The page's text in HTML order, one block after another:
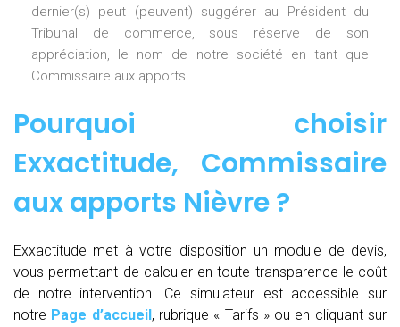
dernier(s) peut (peuvent) suggérer au Président du
Tribunal de commerce, sous réserve de son
appréciation, le nom de notre société en tant que
Commissaire aux apports.
Pourquoi choisir
Exxactitude, Commissaire
aux apports Nièvre?
Exxactitude met à votre disposition un module de devis,
vous permettant de calculer en toute transparence le coût
de notre intervention. Ce simulateur est accessible sur
notre Page d’accueil, rubrique « Tarifs » ou en cliquant sur